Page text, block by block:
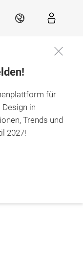
DE
für
in
Trends und
2027!